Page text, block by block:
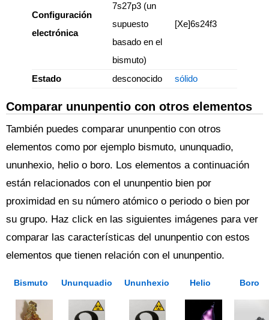
Configuración
electrónica
7s27p3 (un
supuesto
basado en el
bismuto)
[Xe]6s24f3
Estado desconocido sólido
Comparar ununpentio con otros elementos
También puedes comparar ununpentio con otros
elementos como por ejemplo bismuto, ununquadio,
ununhexio, helio o boro. Los elementos a continuación
están relacionados con el ununpentio bien por
proximidad en su número atómico o periodo o bien por
su grupo. Haz click en las siguientes imágenes para ver
comparar las características del ununpentio con estos
elementos que tienen relación con el ununpentio.
Bismuto Ununquadio Ununhexio Helio Boro